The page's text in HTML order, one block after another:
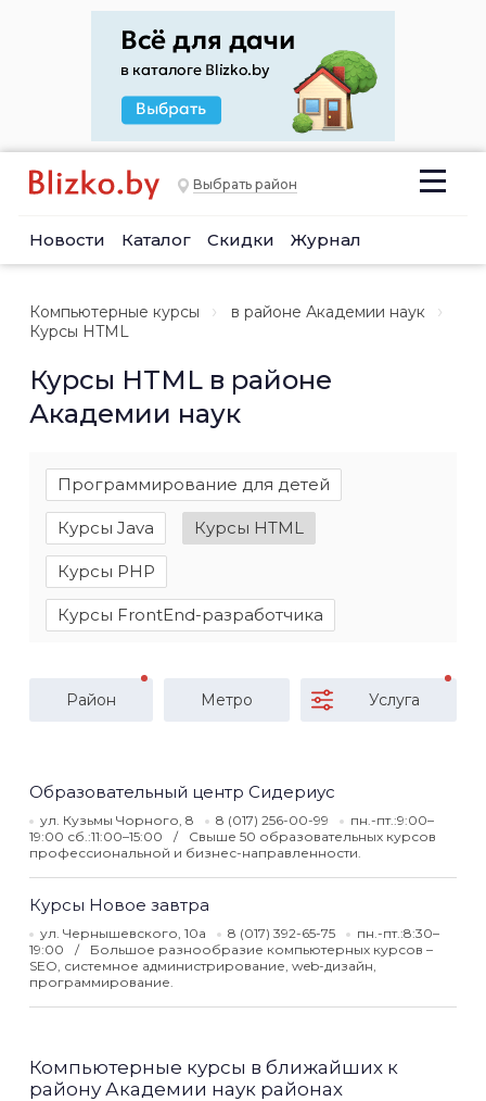
Выбрать район
Новости Каталог Скидки Журнал
Компьютерные курсы
в районе Академии наук
Курсы HTML
Курсы HTML в районе
Академии наук
Программирование для детей
Курсы Java Курсы HTML
Курсы PHP
Курсы FrontEnd-разработчика
Район Метро Услуга
Образовательный центр Сидериус
ул. Кузьмы Чорного, 8 8 (017) 256-00-99
пн.-пт.:9:00–
19:00 сб.:11:00–15:00
Свыше 50 образовательных курсов
профессиональной и бизнес-направленности.
Курсы Новое завтра
ул. Чернышевского, 10а 8 (017) 392-65-75
пн.-пт.:8:30–
19:00
Большое разнообразие компьютерных курсов –
SEO, системное администрирование, web-дизайн,
программирование.
Компьютерные курсы в ближайших к
району Академии наук районах